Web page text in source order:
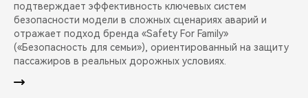
подтверждает эффективность ключевых систем
безопасности модели в сложных сценариях аварий и
отражает подход бренда «Safety For Family»
(«Безопасность для семьи»), ориентированный на защиту
пассажиров в реальных дорожных условиях.